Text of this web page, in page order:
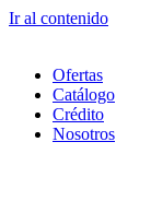
Ir al contenido
Ofertas
Catálogo
Crédito
Nosotros